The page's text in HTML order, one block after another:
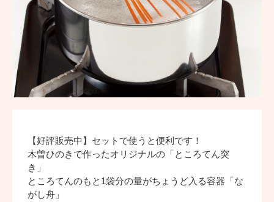
【好評販売中】セットで使うと便利です！
木曽ひのきで作ったオリジナルの「ところてん突
き」
ところてんのもと1袋分の量がちょうど入る容器「な
がし舟」